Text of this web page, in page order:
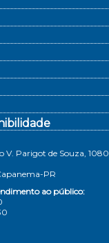
V. Parigot de Souza, 1080
PR
ao público: